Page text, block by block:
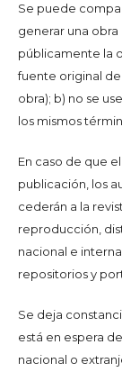
Se puede
generar una
públicamente la
fuente original de
obra); b) no se
los mismos
En caso de que
publicación, los
cederán a la
reproducción,
nacional e
repositorios y
Se deja
está en espera
nacional o